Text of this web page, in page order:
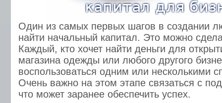
Один из самых первых шагов в создании
найти начальный капитал. Это можно
Каждый, кто хочет найти деньги для
магазина одежды или любого другого
воспользоваться одним или несколькими
Очень важно на этом этапе связаться с
что может заранее обеспечить успех.